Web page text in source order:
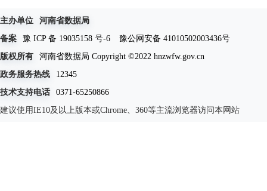
主办单位
河南省数据局
备案
豫 ICP 备 19035158 号-6
豫公网安备 41010502003436号
版权所有
河南省数据局 Copyright ©2022 hnzwfw.gov.cn
政务服务热线
12345
技术支持电话
0371-65250866
建议使用IE10及以上版本或Chrome、360等主流浏览器访问本网站